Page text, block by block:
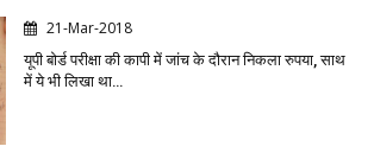
21-Mar-2018
यूपी बोर्ड परीक्षा की कापी में जांच के दौरान निकला रुपया, साथ
में ये भी लिखा था…